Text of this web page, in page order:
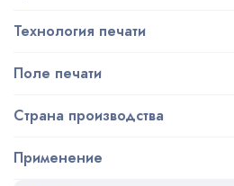
Технология печати
Поле печати
Страна производства
Применение